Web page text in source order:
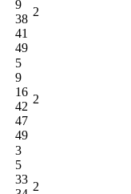
9
38
41
49
2
5
9
16
42
47
49
2
3
5
33
2